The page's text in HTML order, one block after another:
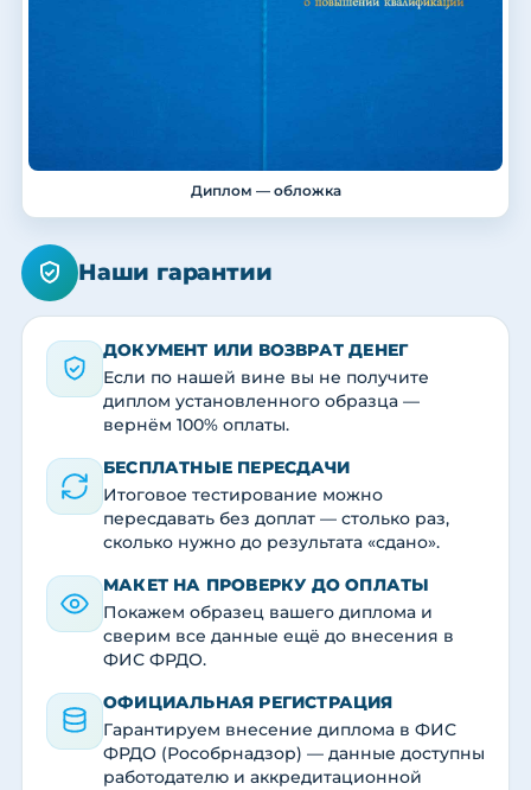
Диплом — обложка
Наши гарантии
ДОКУМЕНТ ИЛИ ВОЗВРАТ ДЕНЕГ
Если по нашей вине вы не получите
диплом установленного образца —
вернём 100% оплаты.
БЕСПЛАТНЫЕ ПЕРЕСДАЧИ
Итоговое тестирование можно
пересдавать без доплат — столько раз,
сколько нужно до результата «сдано».
МАКЕТ НА ПРОВЕРКУ ДО ОПЛАТЫ
Покажем образец вашего диплома и
сверим все данные ещё до внесения в
ФИС ФРДО.
ОФИЦИАЛЬНАЯ РЕГИСТРАЦИЯ
Гарантируем внесение диплома в ФИС
ФРДО (Рособрнадзор) — данные доступны
работодателю и аккредитационной